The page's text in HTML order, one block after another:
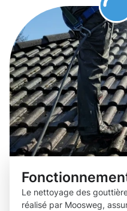
Le nettoyage des
réalisé par Moosweg,